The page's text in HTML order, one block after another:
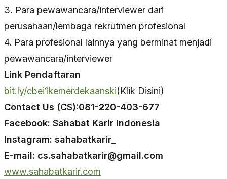
3. Para pewawancara/interviewer dari
perusahaan/lembaga rekrutmen profesional
4. Para profesional lainnya yang berminat menjadi
pewawancara/interviewer
Link Pendaftaran
bit.ly/cbei1kemerdekaanski(Klik Disini)
Contact Us (CS):081-220-403-677
Facebook: Sahabat Karir Indonesia
Instagram: sahabatkarir_
E-mail: cs.sahabatkarir@gmail.com
www.sahabatkarir.com